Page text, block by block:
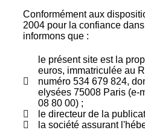
Conformément aux
2004 pour la confiance
informons que :
le présent site est la
euros, immatriculée au
numéro 534 679 824,
elysées 75008 Paris (e-
08 80 00) ;
le directeur de la
la société assurant